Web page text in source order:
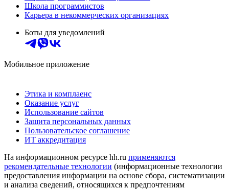
Школа программистов
Карьера в некоммерческих организациях
Боты для уведомлений
Мобильное приложение
Этика и комплаенс
Оказание услуг
Использование сайтов
Защита персональных данных
Пользовательское соглашение
ИТ аккредитация
На информационном ресурсе hh.ru применяются
рекомендательные технологии (информационные технологии
предоставления информации на основе сбора, систематизации
и анализа сведений, относящихся к предпочтениям